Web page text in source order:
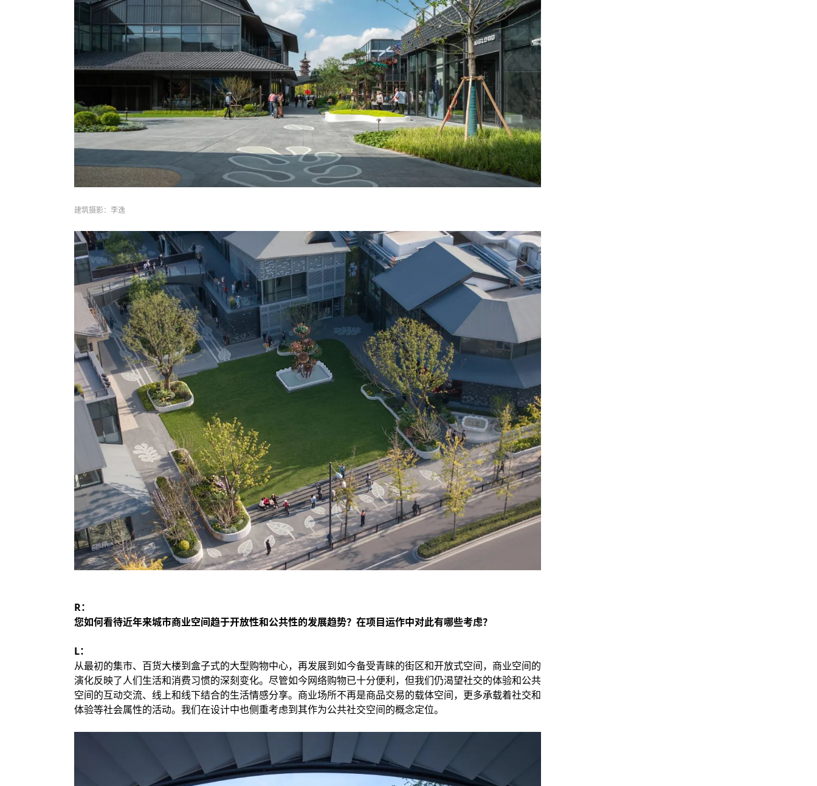
建筑摄影：李逸
R：
您如何看待近年来城市商业空间趋于开放性和公共性的发展趋势？在项目运作中对此有哪些考虑？
L：
从最初的集市、百货大楼到盒子式的大型购物中心，再发展到如今备受青睐的街区和开放式空间，商业空间的
演化反映了人们生活和消费习惯的深刻变化。尽管如今网络购物已十分便利，但我们仍渴望社交的体验和公共
空间的互动交流、线上和线下结合的生活情感分享。商业场所不再是商品交易的载体空间，更多承载着社交和
体验等社会属性的活动。我们在设计中也侧重考虑到其作为公共社交空间的概念定位。